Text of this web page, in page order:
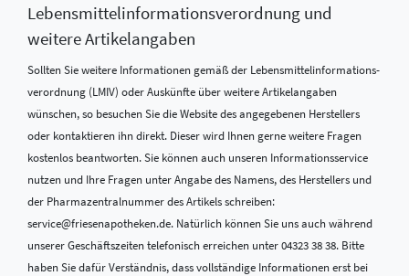
Lebensmittel­informations­verordnung und
weitere Artikelangaben
Sollten Sie weitere Informationen gemäß der Lebensmittel­informations­
verordnung (LMIV) oder Auskünfte über weitere Artikelangaben
wünschen, so besuchen Sie die Website des angegebenen Herstellers
oder kontaktieren ihn direkt. Dieser wird Ihnen gerne weitere Fragen
kostenlos beantworten. Sie können auch unseren Informationsservice
nutzen und Ihre Fragen unter Angabe des Namens, des Herstellers und
der Pharmazentralnummer des Artikels schreiben:
service@friesenapotheken.de. Natürlich können Sie uns auch während
unserer Geschäftszeiten telefonisch erreichen unter 04323 38 38. Bitte
haben Sie dafür Verständnis, dass vollständige Informationen erst bei